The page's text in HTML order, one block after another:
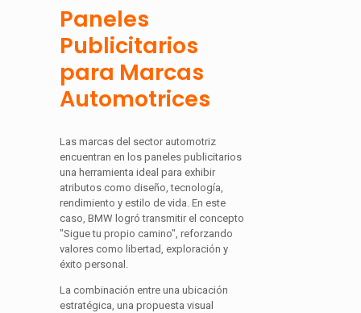
Paneles
Publicitarios
para Marcas
Automotrices
Las marcas del sector automotriz
encuentran en los paneles publicitarios
una herramienta ideal para exhibir
atributos como diseño, tecnología,
rendimiento y estilo de vida. En este
caso, BMW logró transmitir el concepto
"Sigue tu propio camino", reforzando
valores como libertad, exploración y
éxito personal.
La combinación entre una ubicación
estratégica, una propuesta visual